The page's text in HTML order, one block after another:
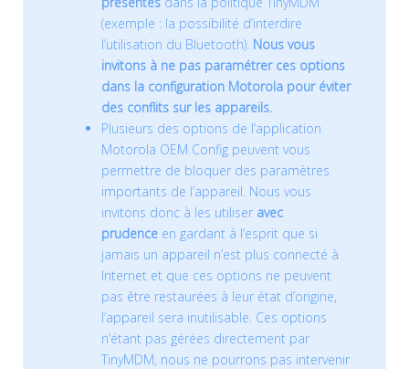
(exemple : la possibilité d’interdire
l’utilisation du Bluetooth). Nous vous
invitons à ne pas paramétrer ces options
dans la configuration Motorola pour éviter
des conflits sur les appareils.
Plusieurs des options de l’application
Motorola OEM Config peuvent vous
permettre de bloquer des paramètres
importants de l’appareil. Nous vous
invitons donc à les utiliser avec
prudence en gardant à l’esprit que si
jamais un appareil n’est plus connecté à
Internet et que ces options ne peuvent
pas être restaurées à leur état d’origine,
l’appareil sera inutilisable. Ces options
n’étant pas gérées directement par
TinyMDM, nous ne pourrons pas intervenir